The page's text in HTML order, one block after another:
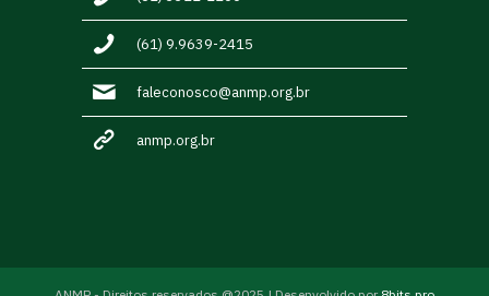
(61) 9.9639-2415
faleconosco@anmp.org.br
anmp.org.br